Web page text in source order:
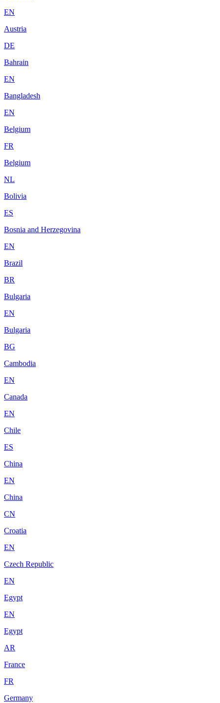
EN
Austria
DE
Bahrain
EN
Bangladesh
EN
Belgium
FR
Belgium
NL
Bolivia
ES
Bosnia and Herzegovina
EN
Brazil
BR
Bulgaria
EN
Bulgaria
BG
Cambodia
EN
Canada
EN
Chile
ES
China
EN
China
CN
Croatia
EN
Czech Republic
EN
Egypt
EN
Egypt
AR
France
FR
Germany